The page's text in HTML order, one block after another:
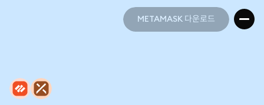
METAMASK 다운로드